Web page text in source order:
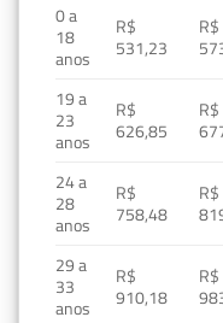
0 a
18
anos
R$
531,23
R$
19 a
23
anos
R$
626,85
R$
24 a
28
anos
R$
758,48
R$
29 a
33
anos
R$
910,18
R$